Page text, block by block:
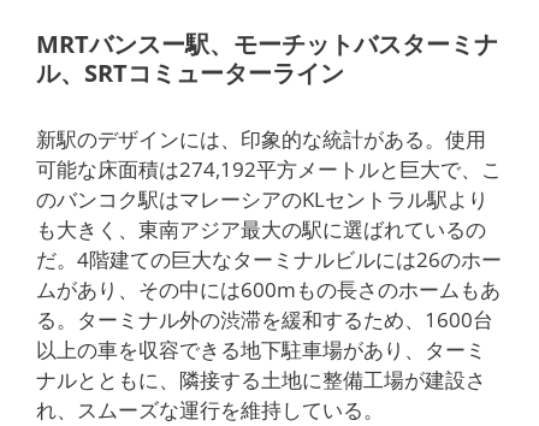
MRTバンスー駅、モーチットバスターミナ
ル、SRTコミューターライン
新駅のデザインには、印象的な統計がある。使用
可能な床面積は274,192平方メートルと巨大で、こ
のバンコク駅はマレーシアのKLセントラル駅より
も大きく、東南アジア最大の駅に選ばれているの
だ。4階建ての巨大なターミナルビルには26のホー
ムがあり、その中には600mもの長さのホームもあ
る。ターミナル外の渋滞を緩和するため、1600台
以上の車を収容できる地下駐車場があり、ターミ
ナルとともに、隣接する土地に整備工場が建設さ
れ、スムーズな運行を維持している。